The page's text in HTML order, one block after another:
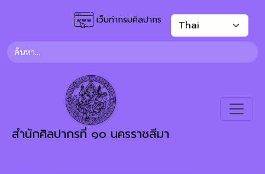
เว็บท่ากรมศิลปากร
สำนักศิลปากรที่ ๑๐ นครราชสีมา